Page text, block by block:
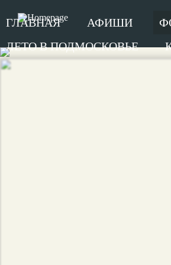
ГЛАВНАЯ АФИШИ
ЛЕТО В ПОДМОСКОВЬЕ